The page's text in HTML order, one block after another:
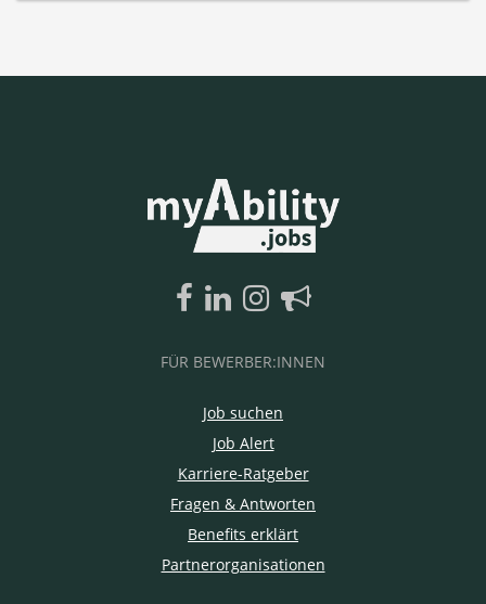
FÜR BEWERBER:INNEN
Job suchen
Job Alert
Karriere-Ratgeber
Fragen & Antworten
Benefits erklärt
Partnerorganisationen